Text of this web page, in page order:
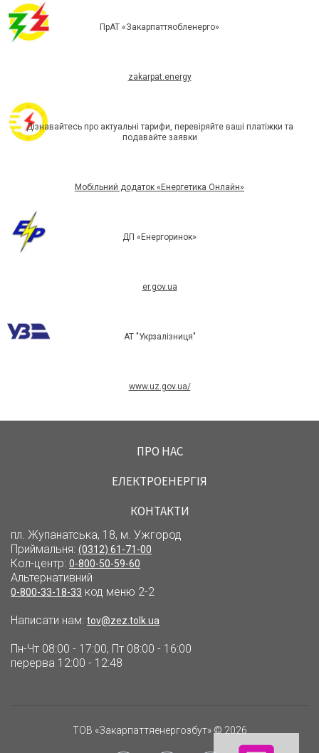
ПрАТ «Закарпаттяобленерго»
zakarpat.energy
Дізнавайтесь про актуальні тарифи, перевіряйте ваші платіжки та
подавайте заявки
Мобільний додаток «Енергетика Онлайн»
ДП «Енергоринок»
er.gov.ua
АТ "Укрзалізниця"
www.uz.gov.ua/
ПРО НАС
ЕЛЕКТРОЕНЕРГІЯ
КОНТАКТИ
пл. Жупанатська, 18, м. Ужгород
Приймальня: (0312) 61-71-00
Кол-центр: 0-800-50-59-60
Альтернативний
0-800-33-18-33 код меню 2-2
Написати нам: tov@zez.tolk.ua
Пн-Чт 08:00 - 17:00, Пт 08:00 - 16:00
перерва 12:00 - 12:48
ТОВ «Закарпаттяенергозбут» © 2026